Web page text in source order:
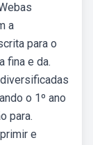
a
para o
fina e da.
o 1º ano
para.
e